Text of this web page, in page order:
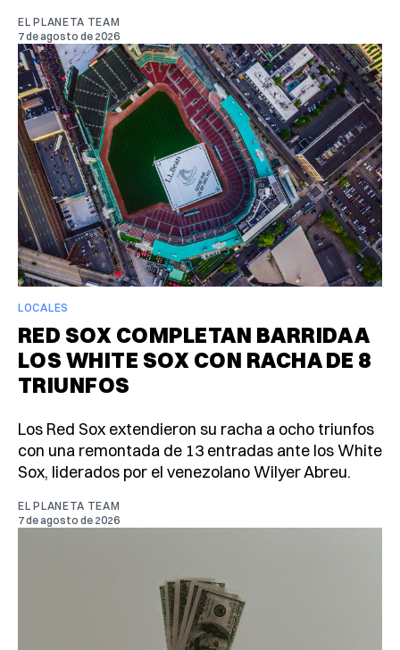
EL PLANETA TEAM
7 de agosto de 2026
LOCALES
RED SOX COMPLETAN BARRIDA A
LOS WHITE SOX CON RACHA DE 8
TRIUNFOS
Los Red Sox extendieron su racha a ocho triunfos
con una remontada de 13 entradas ante los White
Sox, liderados por el venezolano Wilyer Abreu.
EL PLANETA TEAM
7 de agosto de 2026